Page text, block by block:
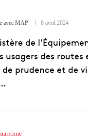
avec MAP 8 avril 2024
de
usagers des
de prudence et de